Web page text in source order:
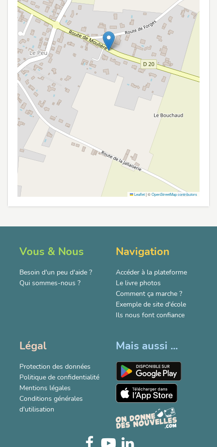
Leaflet|©OpenStreetMap contributors
Vous & Nous
Besoin d'un peu d'aide ?
Qui sommes-nous ?
Navigation
Accéder à la plateforme
Le livre photos
Comment ça marche ?
Exemple de site d'école
Ils nous font confiance
Légal
Protection des données
Politique de confidentialité
Mentions légales
Conditions générales
d'utilisation
Mais aussi ...